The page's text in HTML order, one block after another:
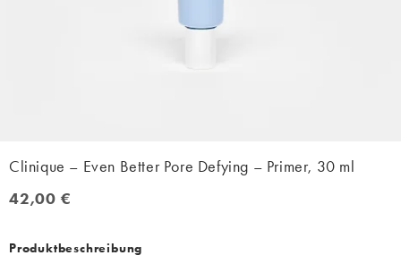
Clinique – Even Better Pore Defying – Primer, 30 ml
42,00 €
42,00 €
Produktbeschreibung